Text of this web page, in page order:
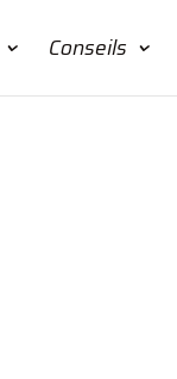
Conseils